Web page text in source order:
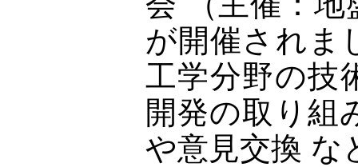
が開催されま
工学分野の技
開発の取り組
や意見交換 な